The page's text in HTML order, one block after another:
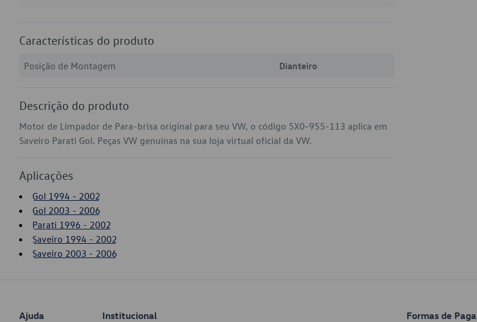
Características do produto
Posição de Montagem Dianteiro
Descrição do produto
Motor de Limpador de Para-brisa original para seu VW, o código 5X0-955-113 aplica em
Saveiro Parati Gol. Peças VW genuínas na sua loja virtual oficial da VW.
Aplicações
Gol 1994 - 2002
Gol 2003 - 2006
Parati 1996 - 2002
Saveiro 1994 - 2002
Saveiro 2003 - 2006
Ajuda Institucional Formas de